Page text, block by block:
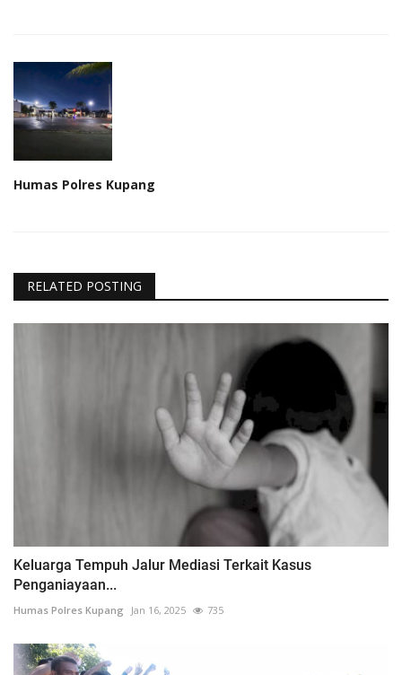
Humas Polres Kupang
RELATED POSTING
Keluarga Tempuh Jalur Mediasi Terkait Kasus
Penganiayaan...
Humas Polres Kupang Jan 16, 2025 735